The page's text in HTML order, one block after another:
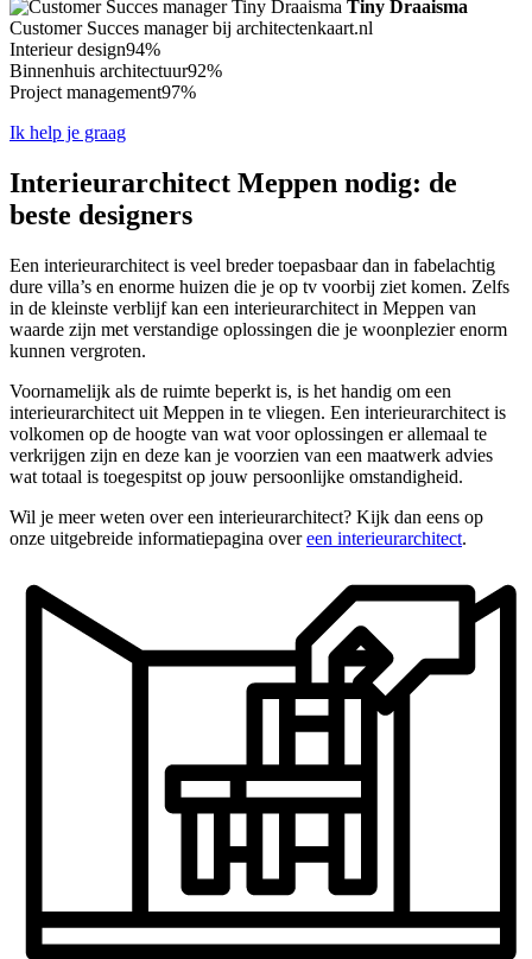
Tiny Draaisma
Customer Succes manager bij architectenkaart.nl
Interieur design94%
Binnenhuis architectuur92%
Project management97%
Ik help je graag
Interieurarchitect Meppen nodig: de
beste designers
Een interieurarchitect is veel breder toepasbaar dan in fabelachtig
dure villa’s en enorme huizen die je op tv voorbij ziet komen. Zelfs
in de kleinste verblijf kan een interieurarchitect in Meppen van
waarde zijn met verstandige oplossingen die je woonplezier enorm
kunnen vergroten.
Voornamelijk als de ruimte beperkt is, is het handig om een
interieurarchitect uit Meppen in te vliegen. Een interieurarchitect is
volkomen op de hoogte van wat voor oplossingen er allemaal te
verkrijgen zijn en deze kan je voorzien van een maatwerk advies
wat totaal is toegespitst op jouw persoonlijke omstandigheid.
Wil je meer weten over een interieurarchitect? Kijk dan eens op
onze uitgebreide informatiepagina overeen interieurarchitect.